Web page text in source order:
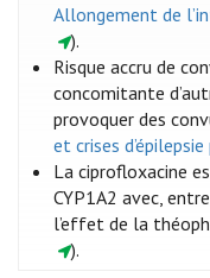
Allongement de
).
Risque accru de
concomitante
provoquer des
et crises
La ciprofloxacine
CYP1A2 avec,
l’effet de la
).